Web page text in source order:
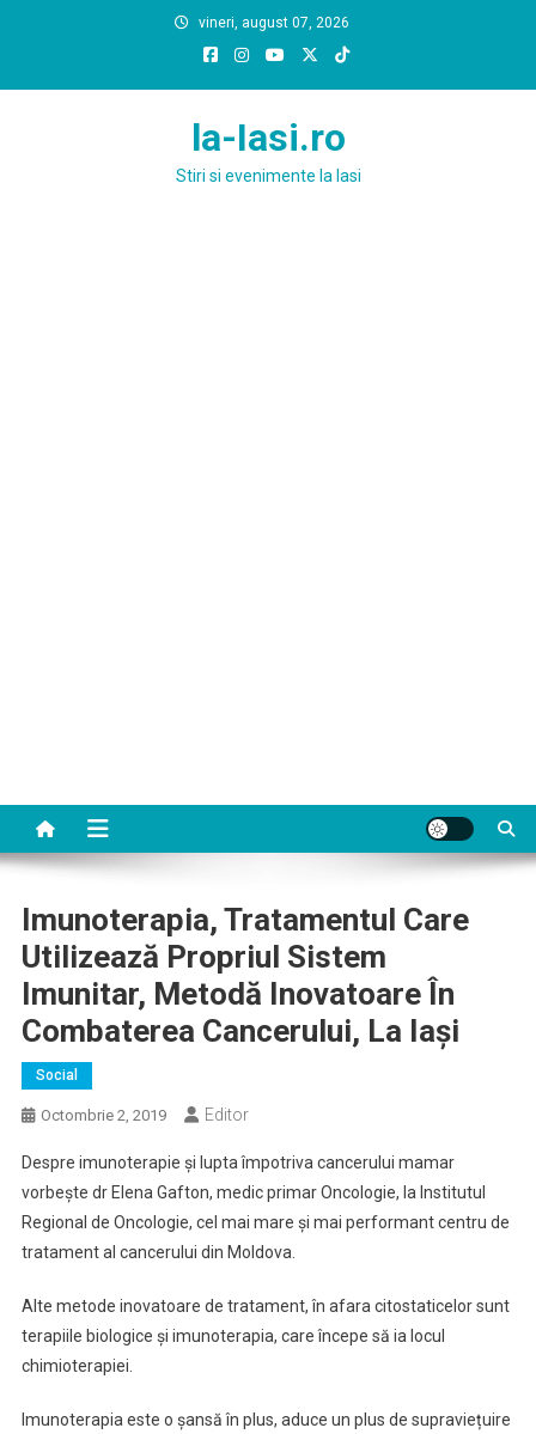
vineri, august 07, 2026
la-Iasi.ro
Stiri si evenimente la Iasi
Imunoterapia, Tratamentul Care
Utilizează Propriul Sistem
Imunitar, Metodă Inovatoare În
Combaterea Cancerului, La Iași
Social
Octombrie 2, 2019 Editor
Despre imunoterapie și lupta împotriva cancerului mamar
vorbește dr Elena Gafton, medic primar Oncologie, la Institutul
Regional de Oncologie, cel mai mare și mai performant centru de
tratament al cancerului din Moldova.
Alte metode inovatoare de tratament, în afara citostaticelor sunt
terapiile biologice și imunoterapia, care începe să ia locul
chimioterapiei.
Imunoterapia este o șansă în plus, aduce un plus de supraviețuire